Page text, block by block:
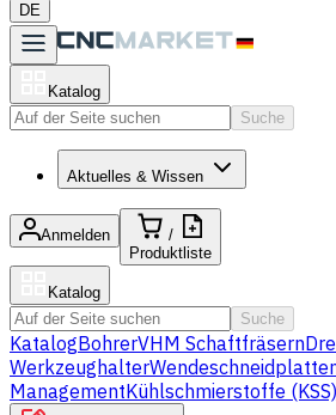
DE
Katalog
Suche
Aktuelles & Wissen
Anmelden
/
Produktliste
Katalog
Suche
KatalogBohrerVHM Schaftfräsern
Werkzeughalter
ManagementKühlschmierstoffe (KSS)